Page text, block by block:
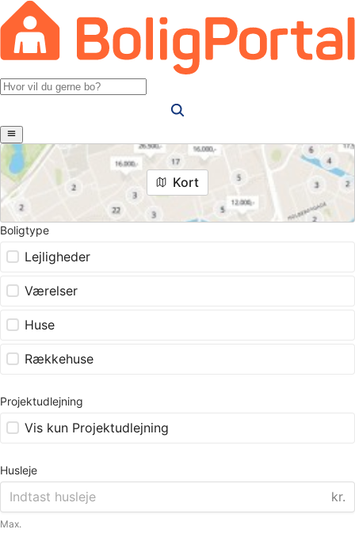
Kort
Boligtype
Lejligheder
Værelser
Huse
Rækkehuse
Projektudlejning
Vis kun Projektudlejning
Husleje
kr.
Max.